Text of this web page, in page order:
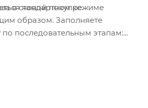
новой покупке.
в стандартном режиме
образом. Заполняете
последовательным этапам:
заказ».